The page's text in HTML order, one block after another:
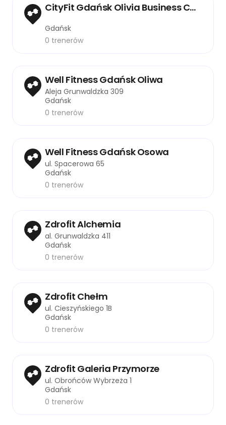
CityFit Gdańsk Olivia Business Centre
Gdańsk
0 trenerów
Well Fitness Gdańsk Oliwa
Aleja Grunwaldzka 309
Gdańsk
0 trenerów
Well Fitness Gdańsk Osowa
ul. Spacerowa 65
Gdańsk
0 trenerów
Zdrofit Alchemia
al. Grunwaldzka 411
Gdańsk
0 trenerów
Zdrofit Chełm
ul. Cieszyńskiego 1B
Gdańsk
0 trenerów
Zdrofit Galeria Przymorze
ul. Obrońców Wybrzeża 1
Gdańsk
0 trenerów